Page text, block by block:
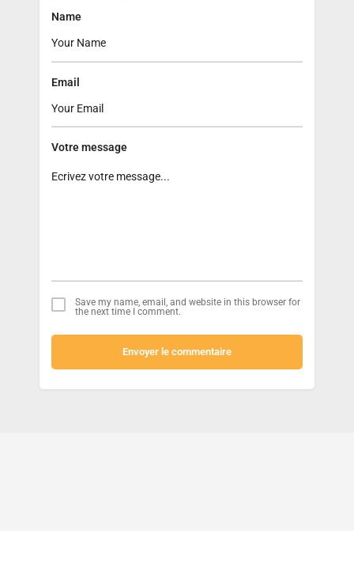
Name
Email
Votre message
Save my name, email, and website in this browser for
the next time I comment.
Envoyer le commentaire